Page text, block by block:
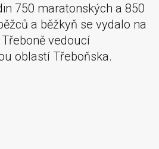
750 maratonských a 850
a běžkyň se vydalo na
vedoucí
oblastí Třeboňska.